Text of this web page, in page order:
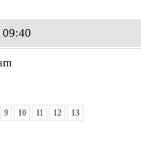
09:40
9 10 11 12 13